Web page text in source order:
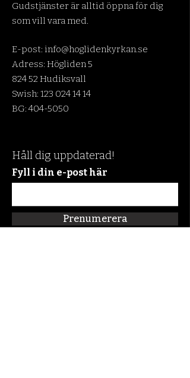
Gudstjänster är alltid öppna för dig
som vill vara med.
E-post: info@hoglidenkyrkan.se
Adress: Högliden 5
824 52 Hudiksvall
Swish: 123 024 14 14
BG:404-5050
Håll dig uppdaterad!
Fyll i din e-post här
Prenumerera